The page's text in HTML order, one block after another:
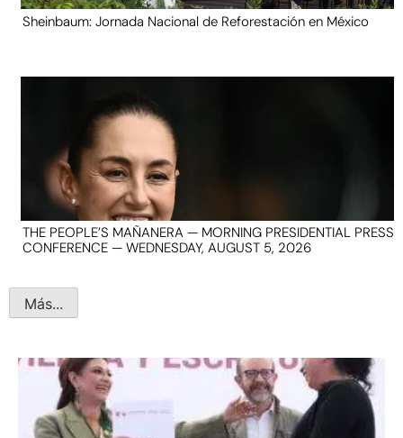
Sheinbaum: Jornada Nacional de Reforestación en México
THE PEOPLE’S MAÑANERA — MORNING PRESIDENTIAL PRESS
CONFERENCE — WEDNESDAY, AUGUST 5, 2026
Más...